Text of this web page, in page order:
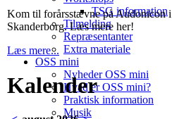
TSG information
Tilmelding
Repræsentanter
Extra materiale
OSS mini
Nyheder OSS mini
Hvad er OSS mini?
Praktisk information
Musik
Kom til forårsstævne på Audonicon i
Skanderborg. Læs mere her!
Læs mere...
Kalender